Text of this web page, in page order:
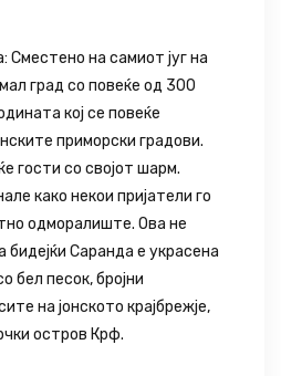
Сместено на самиот југ на
град со повеќе од 300
кој се повеќе
приморски градови.
гости со својот шарм.
како некои пријатели го
одморалиште. Ова не
бидејќи Саранда е украсена
бел песок, бројни
на јонското крајбрежје,
остров Крф.